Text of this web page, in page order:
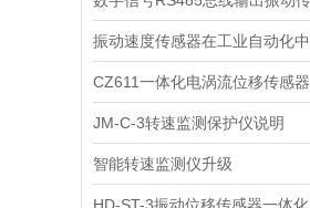
CZ611一体化电涡流位移传感器
JM-C-3转速监测保护仪说明
智能转速监测仪升级